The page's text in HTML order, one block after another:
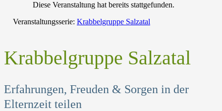
Diese Veranstaltung hat bereits stattgefunden.
Veranstaltungsserie: Krabbelgruppe Salzatal
Krabbelgruppe Salzatal
Erfahrungen, Freuden & Sorgen in der
Elternzeit teilen